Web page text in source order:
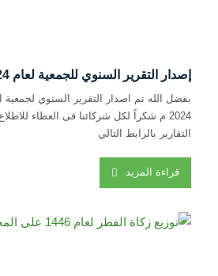
إصدار التقرير السنوي للجمعية لعام 2024
بفضل الله تم اصدار التقرير السنوي لجمعية
2024 م شكراً لكل شركائنا فى العطاء
التقارير بالرابط التالي
قراءة المزيد